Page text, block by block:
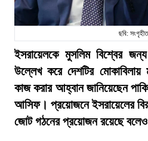
ছবি: সংগৃহীত
ইসরায়েলকে মুসলিম বিশ্বের
উল্লেখ করে দেশটির
কাজ করার আহ্বান জানিয়েছেন
আসিফ। প্রয়োজনে ইসরায়েলের
জোট গঠনের প্রয়োজন রয়েছে